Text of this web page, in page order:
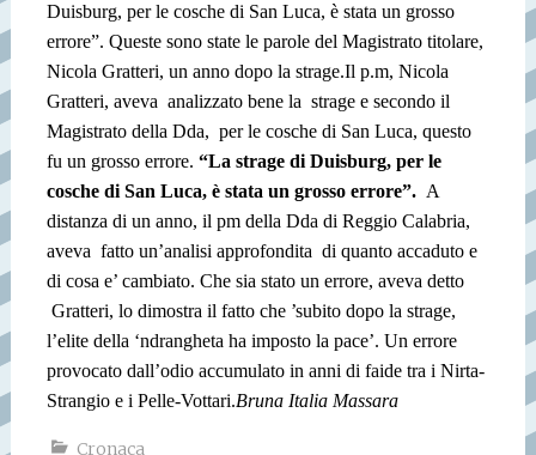
Duisburg, per le cosche di San Luca, è stata un grosso
errore”. Queste sono state le parole del Magistrato titolare,
Nicola Gratteri, un anno dopo la strage.Il p.m, Nicola
Gratteri, aveva analizzato bene la strage e secondo il
Magistrato della Dda, per le cosche di San Luca, questo
fu un grosso errore. “La strage di Duisburg, per le
cosche di San Luca, è stata un grosso errore”. A
distanza di un anno, il pm della Dda di Reggio Calabria,
aveva fatto un’analisi approfondita di quanto accaduto e
di cosa e’ cambiato. Che sia stato un errore, aveva detto
Gratteri, lo dimostra il fatto che ’subito dopo la strage,
l’elite della ‘ndrangheta ha imposto la pace’. Un errore
provocato dall’odio accumulato in anni di faide tra i Nirta-
Strangio e i Pelle-Vottari.Bruna Italia Massara
Cronaca